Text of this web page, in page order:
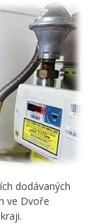
dodávaných
ve Dvoře